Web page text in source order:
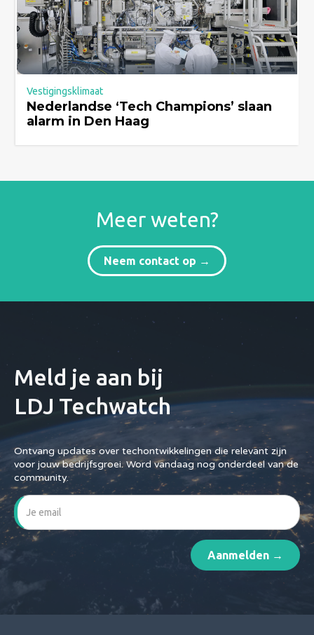
Vestigingsklimaat
Nederlandse ‘Tech Champions’ slaan
alarm in Den Haag
Meer weten?
Neem contact op →
Meld je aan bij
LDJ Techwatch
Ontvang updates over techontwikkelingen die relevant zijn
voor jouw bedrijfsgroei. Word vandaag nog onderdeel van de
community.